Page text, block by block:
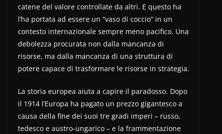
catene del valore controllate da altri. E questo ha
l’ha portata ad essere un “vaso di coccio” in un
contesto internazionale sempre meno pacifico. Una
debolezza procurata non dalla mancanza di
risorse, ma dalla mancanza di una struttura di
potere capace di trasformare le risorse in strategia.
La storia europea aiuta a capire il paradosso. Dopo
il 1914 l’Europa ha pagato un prezzo gigantesco a
causa della fine dei suoi tre gradi imperi – russo,
tedesco e austro-ungarico – e la frammentazione